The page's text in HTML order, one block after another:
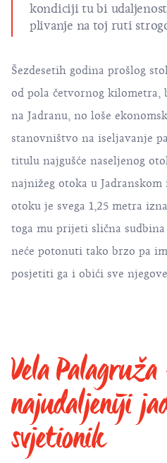
kondiciji tu bi
plivanje na toj ruti
Šezdesetih godina prošlog
od pola četvornog kilometra,
na Jadranu, no loše
stanovništvo na iseljavanje
titulu najgušće naseljenog
najnižeg otoka u
otoku je svega 1,25 metra
toga mu prijeti slična
neće potonuti tako brzo pa
posjetiti ga i obići sve
Vela
najudaljeniji
svjetionik